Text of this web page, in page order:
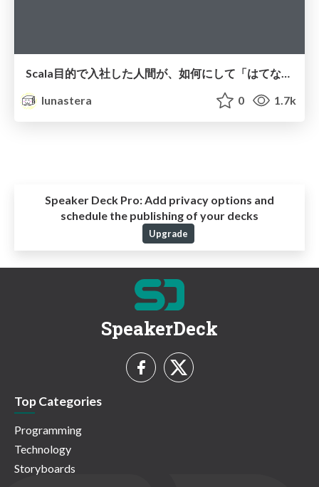
Scala目的で入社した人間が、如何にして「はてなブックマーク」のフロントエンド改善活動を行うようになったのか
lunastera
0 1.7k
Speaker Deck Pro: Add privacy options and
schedule the publishing of your decks
Upgrade
SpeakerDeck
Top Categories
Programming
Technology
Storyboards